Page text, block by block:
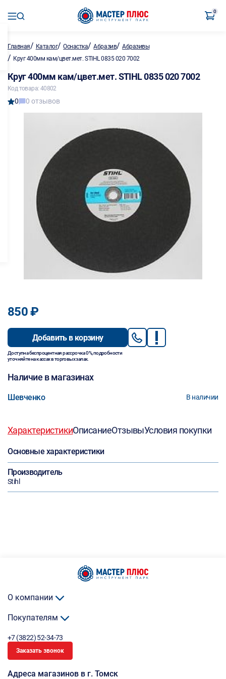
0
Главная/ Каталог/Оснастка/Абразив/Абразивы
/ Круг 400мм кам/цвет.мет. STIHL 0835 020 7002
Круг 400мм кам/цвет.мет. STIHL 0835 020 7002
Код товара: 40802
0 0 отзывов
850 ₽
Добавить в корзину
Доступна беспроцентная рассрочка 0%, подробности
уточняйте на кассах в торговых залах.
Наличие в магазинах
Шевченко В наличии
ХарактеристикиОписаниеОтзывыУсловия покупки
Основные характеристики
Производитель
Stihl
О компании
Покупателям
+7 (3822) 52-34-73
Заказать звонок
Адреса магазинов в г. Томск